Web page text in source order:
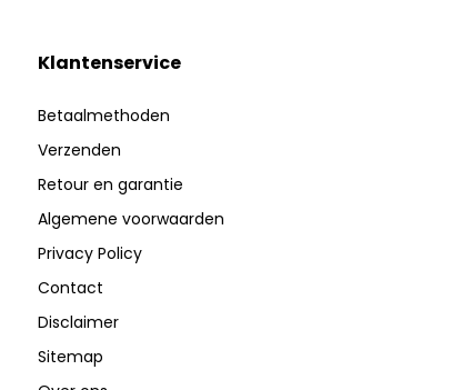
Klantenservice
Betaalmethoden
Verzenden
Retour en garantie
Algemene voorwaarden
Privacy Policy
Contact
Disclaimer
Sitemap